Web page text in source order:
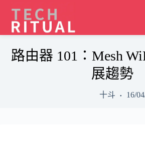
content
路由器 101：Mesh
展趨勢
十斗 16/